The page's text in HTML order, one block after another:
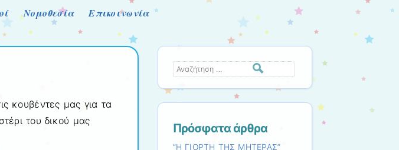
Νομοθεσία Επικοινωνία
κουβέντες μας για τα
του δικού μας
Αναζήτηση
Πρόσφατα άρθρα
”Η ΓΙΟΡΤΗ ΤΗΣ ΜΗΤΕΡΑΣ”